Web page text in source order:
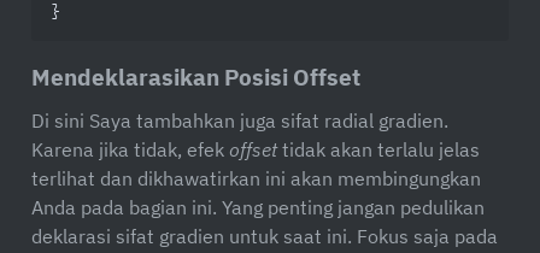
}
Mendeklarasikan Posisi Offset
Di sini Saya tambahkan juga sifat radial gradien.
Karena jika tidak, efek offsettidak akan terlalu jelas
terlihat dan dikhawatirkan ini akan membingungkan
Anda pada bagian ini. Yang penting jangan pedulikan
deklarasi sifat gradien untuk saat ini. Fokus saja pada